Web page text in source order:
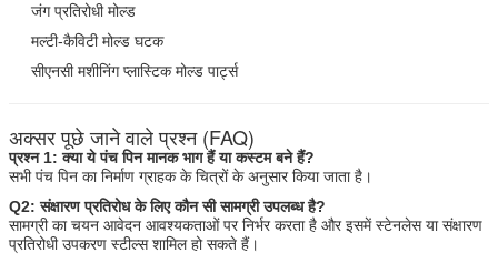
जंग प्रतिरोधी मोल्ड
मल्टी-कैविटी मोल्ड घटक
सीएनसी मशीनिंग प्लास्टिक मोल्ड पार्ट्स
अक्सर पूछे जाने वाले प्रश्न (FAQ)
प्रश्न 1: क्या ये पंच पिन मानक भाग हैं या कस्टम बने हैं?
सभी पंच पिन का निर्माण ग्राहक के चित्रों के अनुसार किया जाता है।
Q2: संक्षारण प्रतिरोध के लिए कौन सी सामग्री उपलब्ध है?
सामग्री का चयन आवेदन आवश्यकताओं पर निर्भर करता है और इसमें स्टेनलेस या संक्षारण
प्रतिरोधी उपकरण स्टील्स शामिल हो सकते हैं।